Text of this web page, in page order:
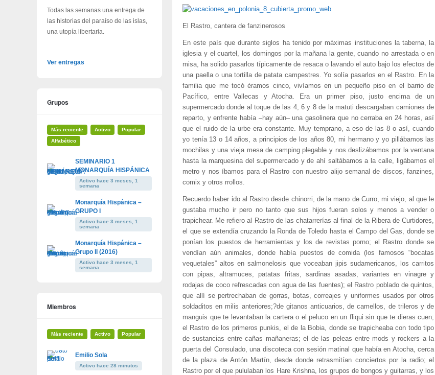
El Rastro, cantera de fanzinerosos
En este país que durante siglos ha tenido por máximas instituciones la taberna, la
iglesia y el cuartel, los domingos por la mañana la gente, cuando no arrestada o en
misa, ha solido pasarlos típicamente de resaca o lavando el auto bajo los efectos de
una paella o una tortilla de patata campestres. Yo solía pasarlos en el Rastro. En la
familia que me tocó éramos cinco, vivíamos en un pequeño piso en el barrio de
Pacífico, entre Vallecas y Atocha. Era un primer piso, justo encima de un
supermercado donde al toque de las 4, 6 y 8 de la matuti descargaban camiones de
reparto, y enfrente había –hay aún– una gasolinera que no cerraba en 24 horas, así
que el ruido de la urbe era constante. Muy temprano, a eso de las 8 o así, cuando
yo tenía 13 o 14 años, a principios de los años 80, mi hermano y yo pillábamos las
mochilas y una vieja mesa de camping plegable y nos deslizábamos por la ventana
hasta la marquesina del supermercado y de ahí saltábamos a la calle, ligábamos el
metro y nos íbamos para el Rastro con nuestro alijo semanal de discos, fanzines,
comix y otros rrollos.
Recuerdo haber ido al Rastro desde chinorri, de la mano de Curro, mi viejo, al que le
gustaba mucho ir pero no tanto que sus hijos fueran solos y menos a vender o
trapichear. Me refiero al Rastro de las chatarrerías al final de la Ribera de Curtidores,
el que se extendía cruzando la Ronda de Toledo hasta el Campo del Gas, donde se
ponían los puestos de herramientas y los de revistas porno; el Rastro donde se
vendían aún animales, donde había puestos de comida (los famosos “bocatas
vequetales” altos en salmonelosis que voceaban jipis sudamericanos, los carritos
con pipas, altramuces, patatas fritas, sardinas asadas, variantes en vinagre y
rodajas de coco refrescadas con agua de las fuentes); el Rastro poblado de quintos,
que allí se pertrechaban de gorras, botas, correajes y uniformes usados por otros
soldaditos en milis anteriores;?de gitanos anticuarios, de camellos, de trileros y de
manguis que te levantaban la cartera o el peluco en un fliqui sin que te dieras cuen;
el Rastro de los primeros punkis, el de la Bobia, donde se trapicheaba con todo tipo
de sustancias entre cañas mañaneras; el de las peleas entre mods y rockers a la
puerta del Consulado, una discoteca con sesión matinal que había en Atocha, cerca
de la plaza de Antón Martín, desde donde retrasmitían conciertos por la radio; el
Rastro por el que pululaban los Hare Krishna, los grupos de bongos y guitarras, y los
Todas las semanas una entrega de
las historias del paraíso de las islas,
una utopía libertaria.
Ver entregas
Grupos
Más reciente Activo
Popular
Alfabético
SEMINARIO 1
MONARQUÍA HISPÁNICA
Activo hace 3 meses, 1
semana
Monarquía Hispánica –
GRUPO I
Activo hace 3 meses, 1
semana
Monarquía Hispánica –
Grupo II (2016)
Activo hace 3 meses, 1
semana
Miembros
Más reciente Activo Popular
Emilio Sola
Activo hace 28 minutos